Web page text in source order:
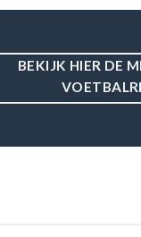
BEKIJK HIER DE